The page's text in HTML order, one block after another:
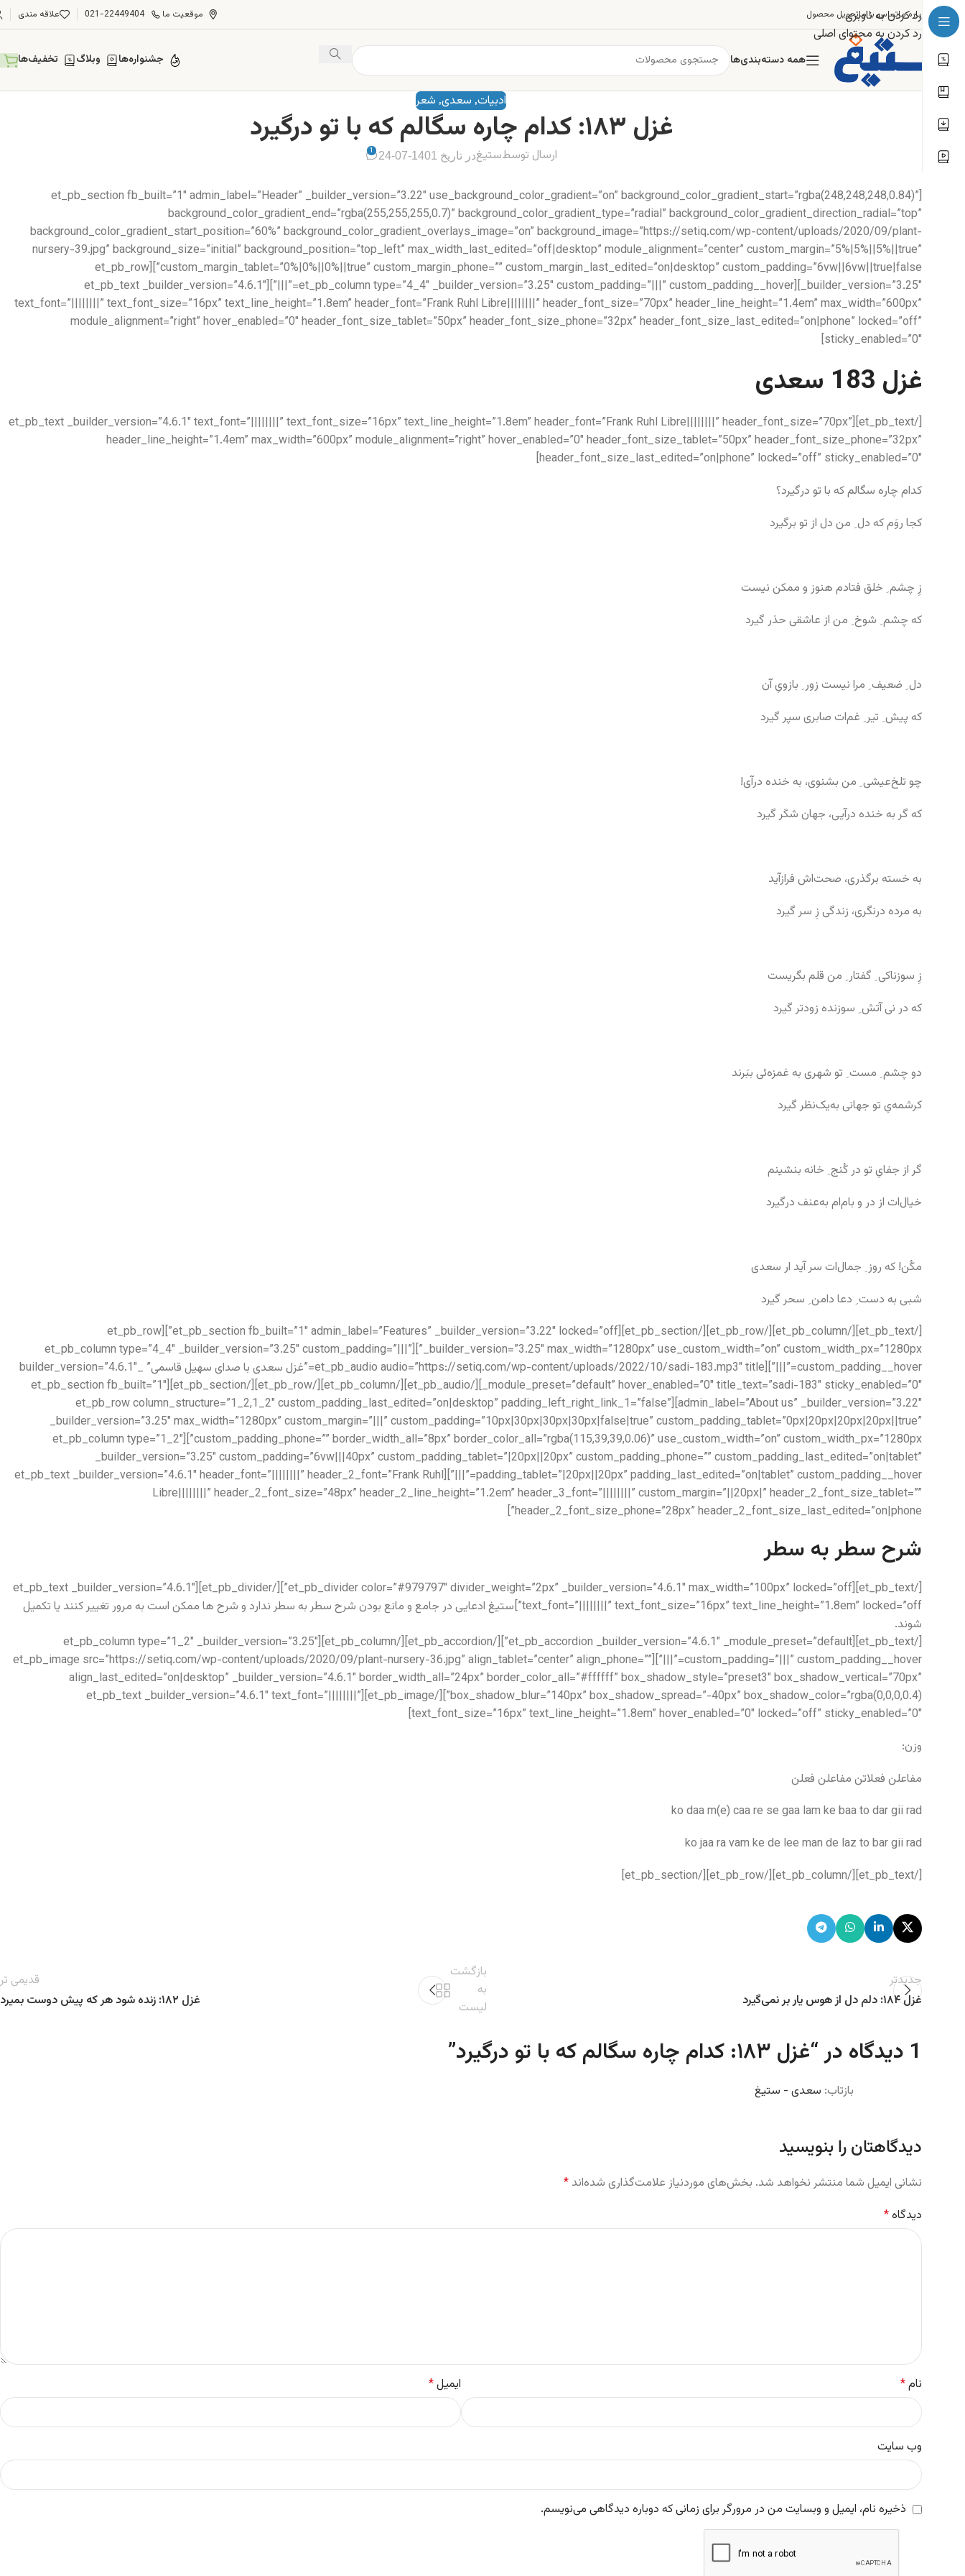
رد کردن به ناوبری
رد کردن به محتوای اصلی
درباره ماتماس با ماتحویل محصول موقعیت ما 021-22449404 علاقه مندی
همه دسته‌بندی‌ها جشنواره‌ها وبلاگ تخفیف‌ها
ادبیات, سعدی, شعر
غزل ۱۸۳: کدام چاره سگالم که با تو درگیرد
ارسال توسطستیغدر تاریخ 1401-07-24 1
[et_pb_section fb_built=”1″ admin_label=”Header” _builder_version=”3.22″ use_background_color_gradient=”on” background_color_gradient_start=”rgba(248,248,248,0.84)”
background_color_gradient_end=”rgba(255,255,255,0.7)” background_color_gradient_type=”radial” background_color_gradient_direction_radial=”top”
background_color_gradient_start_position=”60%” background_color_gradient_overlays_image=”on” background_image=”https://setiq.com/wp-content/uploads/2020/09/plant-
nursery-39.jpg” background_size=”initial” background_position=”top_left” max_width_last_edited=”off|desktop” module_alignment=”center” custom_margin=”5%|5%||5%||true”
custom_margin_tablet=”0%|0%||0%||true” custom_margin_phone=”” custom_margin_last_edited=”on|desktop” custom_padding=”6vw||6vw||true|false”][et_pb_row
_builder_version=”3.25″][et_pb_column type=”4_4″ _builder_version=”3.25″ custom_padding=”|||” custom_padding__hover=”|||”][et_pb_text _builder_version=”4.6.1″
text_font=”||||||||” text_font_size=”16px” text_line_height=”1.8em” header_font=”Frank Ruhl Libre||||||||” header_font_size=”70px” header_line_height=”1.4em” max_width=”600px”
module_alignment=”right” hover_enabled=”0″ header_font_size_tablet=”50px” header_font_size_phone=”32px” header_font_size_last_edited=”on|phone” locked=”off”
sticky_enabled=”0″]
غزل 183 سعدی
[/et_pb_text][et_pb_text _builder_version=”4.6.1″ text_font=”||||||||” text_font_size=”16px” text_line_height=”1.8em” header_font=”Frank Ruhl Libre||||||||” header_font_size=”70px”
header_line_height=”1.4em” max_width=”600px” module_alignment=”right” hover_enabled=”0″ header_font_size_tablet=”50px” header_font_size_phone=”32px”
header_font_size_last_edited=”on|phone” locked=”off” sticky_enabled=”0″]
کدام چاره سگالم که با تو درگیرد؟
کجا روَم که دل ِ من دل از تو برگیرد
زِ چشم ِ خلق فتادم هنوز و ممکن نیست
که چشم ِ شوخ ِ من از عاشقی حذر گیرد
دل ِ ضعیف ِ مرا نیست زور ِ بازویِ آن
که پیش ِ تیر ِ غم‌ات صابری سپر گیرد
چو تلخ‌عیشی ِ من بشنوی، به خنده درآی!
که گر به خنده درآیی، جهان شکَر گیرد
به خسته برگذری، صحت‌اش فرازآید
به مرده درنگری، زندگی زِ سر گیرد
زِ سوزناکی ِ گفتار ِ من قلم بگریست
که در نی آتش ِ سوزنده زودتر گیرد
دو چشم ِ مست ِ تو شهری به غمزه‌ئی ببَرند
کرشمه‌یِ تو جهانی به‌یک‌نظر گیرد
گر از جفایِ تو در کُنج ِ خانه بنشینم
خیال‌ات از در و بام‌ام به‌عنف درگیرد
مکُن! که روز ِ جمال‌ات سر آید ار سعدی
شبی به دست ِ دعا دامن ِ سحر گیرد
[/et_pb_text][/et_pb_column][/et_pb_row][/et_pb_section][et_pb_section fb_built=”1″ admin_label=”Features” _builder_version=”3.22″ locked=”off”][et_pb_row
_builder_version=”3.25″ max_width=”1280px” use_custom_width=”on” custom_width_px=”1280px”][et_pb_column type=”4_4″ _builder_version=”3.25″ custom_padding=”|||”
custom_padding__hover=”|||”][et_pb_audio audio=”https://setiq.com/wp-content/uploads/2022/10/sadi-183.mp3″ title=”غزل سعدی با صدای سهیل قاسمی” _builder_version=”4.6.1″
_module_preset=”default” hover_enabled=”0″ title_text=”sadi-183″ sticky_enabled=”0″][/et_pb_audio][/et_pb_column][/et_pb_row][/et_pb_section][et_pb_section fb_built=”1″
admin_label=”About us” _builder_version=”3.22″][et_pb_row column_structure=”1_2,1_2″ custom_padding_last_edited=”on|desktop” padding_left_right_link_1=”false”
_builder_version=”3.25″ max_width=”1280px” custom_margin=”|||” custom_padding=”10px|30px|30px|30px|false|true” custom_padding_tablet=”0px|20px|20px|20px||true”
custom_padding_phone=”” border_width_all=”8px” border_color_all=”rgba(115,39,39,0.06)” use_custom_width=”on” custom_width_px=”1280px”][et_pb_column type=”1_2″
_builder_version=”3.25″ custom_padding=”6vw|||40px” custom_padding_tablet=”|20px||20px” custom_padding_phone=”” custom_padding_last_edited=”on|tablet”
padding_tablet=”|20px||20px” padding_last_edited=”on|tablet” custom_padding__hover=”|||”][et_pb_text _builder_version=”4.6.1″ header_font=”||||||||” header_2_font=”Frank Ruhl
Libre||||||||” header_2_font_size=”48px” header_2_line_height=”1.2em” header_3_font=”||||||||” custom_margin=”||20px|” header_2_font_size_tablet=””
header_2_font_size_phone=”28px” header_2_font_size_last_edited=”on|phone”]
شرح سطر به سطر
[/et_pb_text][et_pb_divider color=”#979797″ divider_weight=”2px” _builder_version=”4.6.1″ max_width=”100px” locked=”off”][/et_pb_divider][et_pb_text _builder_version=”4.6.1″
text_font=”||||||||” text_font_size=”16px” text_line_height=”1.8em” locked=”off”]ستیغ ادعایی در جامع و مانع بودن شرح سطر به سطر ندارد و شرح ها ممکن است به مرور تغییر کنند یا تکمیل
شوند.
[/et_pb_text][et_pb_accordion _builder_version=”4.6.1″ _module_preset=”default”][/et_pb_accordion][/et_pb_column][et_pb_column type=”1_2″ _builder_version=”3.25″
custom_padding=”|||” custom_padding__hover=”|||”][et_pb_image src=”https://setiq.com/wp-content/uploads/2020/09/plant-nursery-36.jpg” align_tablet=”center” align_phone=””
align_last_edited=”on|desktop” _builder_version=”4.6.1″ border_width_all=”24px” border_color_all=”#ffffff” box_shadow_style=”preset3″ box_shadow_vertical=”70px”
box_shadow_blur=”140px” box_shadow_spread=”-40px” box_shadow_color=”rgba(0,0,0,0.4)”][/et_pb_image][et_pb_text _builder_version=”4.6.1″ text_font=”||||||||”
text_font_size=”16px” text_line_height=”1.8em” hover_enabled=”0″ locked=”off” sticky_enabled=”0″]
وزن:
مفاعلن فعلاتن مفاعلن فعلن
ko daa m(e) caa re se gaa lam ke baa to dar gii rad
ko jaa ra vam ke de lee man de laz to bar gii rad
[/et_pb_text][/et_pb_column][/et_pb_row][/et_pb_section]
جدیدتر
غزل ۱۸۴: دلم دل از هوس یار بر نمی‌گیرد
بازگشت
به
لیست
قدیمی تر
غزل ۱۸۲: زنده شود هر که پیش دوست بمیرد
1 دیدگاه در “ غزل ۱۸۳: کدام چاره سگالم که با تو درگیرد ”
بازتاب: سعدی - ستیغ
دیدگاهتان را بنویسید
نشانی ایمیل شما منتشر نخواهد شد. بخش‌های موردنیاز علامت‌گذاری شده‌اند *
دیدگاه*
نام* ایمیل*
وب‌ سایت
ذخیره نام، ایمیل و وبسایت من در مرورگر برای زمانی که دوباره دیدگاهی می‌نویسم.